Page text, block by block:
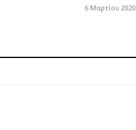
6 Μαρτίου 2020